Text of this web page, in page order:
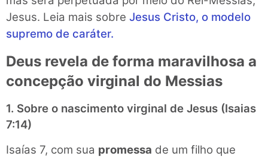
Jesus. Leia mais sobre Jesus Cristo, o modelo
supremo de caráter.
Deus revela de forma maravilhosa a
concepção virginal do Messias
1. Sobre o nascimento virginal de Jesus (Isaias
7:14)
Isaías 7, com sua promessa de um filho que